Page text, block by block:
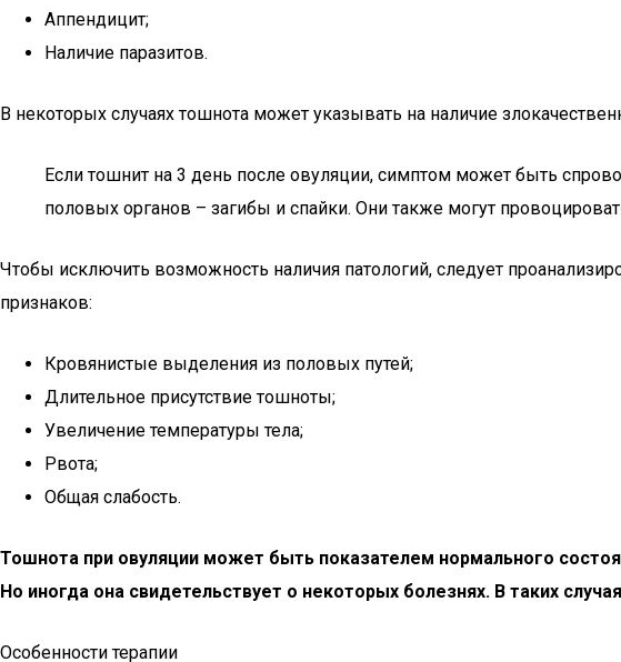
Аппендицит;
Наличие паразитов.
В некоторых случаях тошнота может указывать на наличие
Если тошнит на 3 день после овуляции, симптом может быть
половых органов – загибы и спайки. Они также могут
Чтобы исключить возможность наличия патологий, следует
признаков:
Кровянистые выделения из половых путей;
Длительное присутствие тошноты;
Увеличение температуры тела;
Рвота;
Общая слабость.
Тошнота при овуляции может быть показателем нормального
Но иногда она свидетельствует о некоторых болезнях. В таких
Особенности терапии